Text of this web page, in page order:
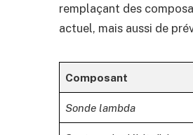
remplaçant des
actuel, mais aussi de
Composant
Sonde lambda